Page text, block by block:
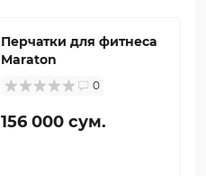
Перчатки для фитнеса
Maraton
0
156 000 сум.